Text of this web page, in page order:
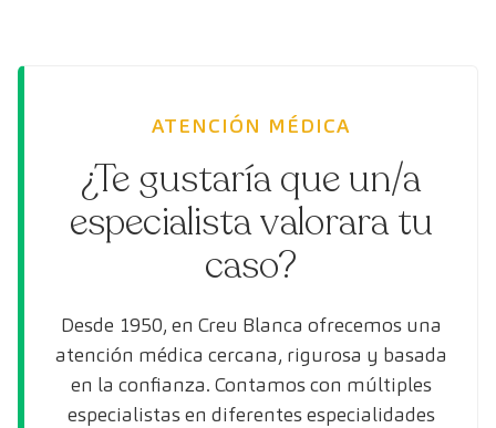
ATENCIÓN MÉDICA
¿Te gustaría que un/a
especialista valorara tu
caso?
Desde 1950, en Creu Blanca ofrecemos una
atención médica cercana, rigurosa y basada
en la confianza. Contamos con múltiples
especialistas en diferentes especialidades